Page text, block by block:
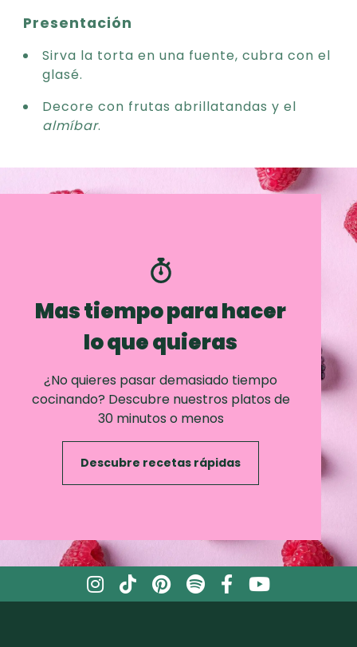
Presentación
Sirva la torta en una fuente, cubra con el
glasé.
Decore con frutas abrillatandas y el
almíbar.
Mas tiempo para hacer
lo que quieras
¿No quieres pasar demasiado tiempo
cocinando? Descubre nuestros platos de
30 minutos o menos
Descubre recetas rápidas